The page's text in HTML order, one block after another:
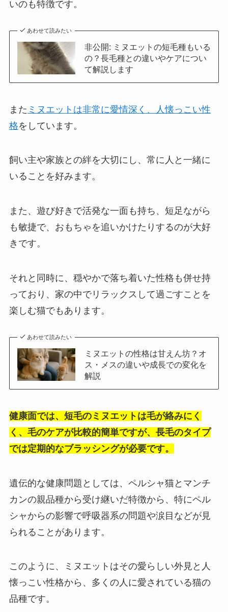
いのも特徴です。
あわせて読みたい
非公開: ミヌエットの短毛種もいる
の？長毛種との違いやケアについ
て解説します
また ミヌエットは非常に愛情深く、人懐っこい性
格をしています。
飼い主や家族との絆を大切にし、常に人と一緒に
いることを好みます。
また、遊び好きで活発な一面も持ち、短足ながら
も敏捷で、おもちゃを追いかけたりするのが大好
きです。
それと同時に、穏やかで落ち着いた性格も併せ持
っており、家の中でリラックスして過ごすことを
楽しむ猫でもあります。
あわせて読みたい
ミヌエットの性格は甘えん坊？オ
ス・メスの違いや成長での変化を
解説
健康面では、短毛のミヌエットは毛が絡みにく
く、毛のケアが比較的簡単ですが、長毛のタイプ
では定期的なブラッシングが必要です。
遺伝的な健康問題としては、ペルシャ猫とマンチ
カンの親品種から受け継いだ特徴から、特にペル
シャからの影響で呼吸器系の問題や涙目などが見
られることがあります。
このように、ミヌエットはその愛らしい外見と人
懐っこい性格から、多くの人に愛されている猫の
品種です。